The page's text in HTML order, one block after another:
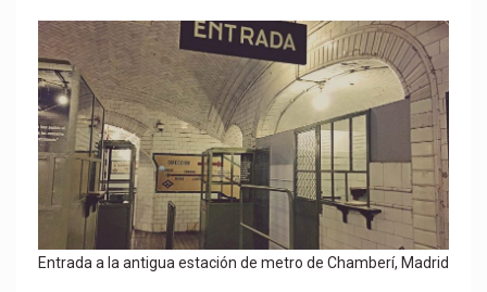
Entrada a la antigua estación de metro de Chamberí, Madrid